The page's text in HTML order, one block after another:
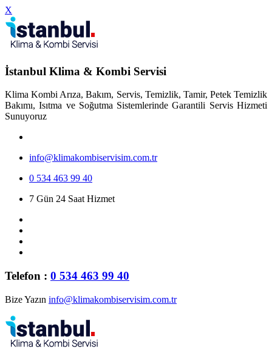
X
İstanbul Klima & Kombi Servisi
Klima Kombi Arıza, Bakım, Servis, Temizlik, Tamir, Petek Temizlik
Bakımı, Isıtma ve Soğutma Sistemlerinde Garantili Servis Hizmeti
Sunuyoruz
info@klimakombiservisim.com.tr
0 534 463 99 40
7 Gün 24 Saat Hizmet
Telefon : 0 534 463 99 40
Bize Yazın info@klimakombiservisim.com.tr